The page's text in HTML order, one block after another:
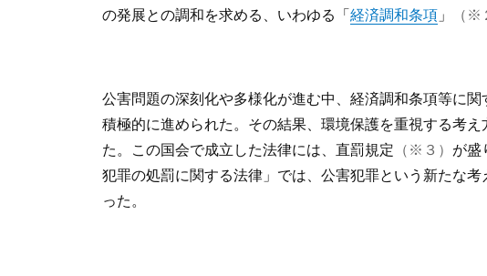
の発展との調和を求める、いわゆる「 経済調和条項 」 （※
公害問題の深刻化や多様化が進む中、経済調和条項等に
積極的に進められた。その結果、環境保護を重視する考
た。この国会で成立した法律には、直罰規定 （※３） が盛
犯罪の処罰に関する法律」では、公害犯罪という新たな
った。